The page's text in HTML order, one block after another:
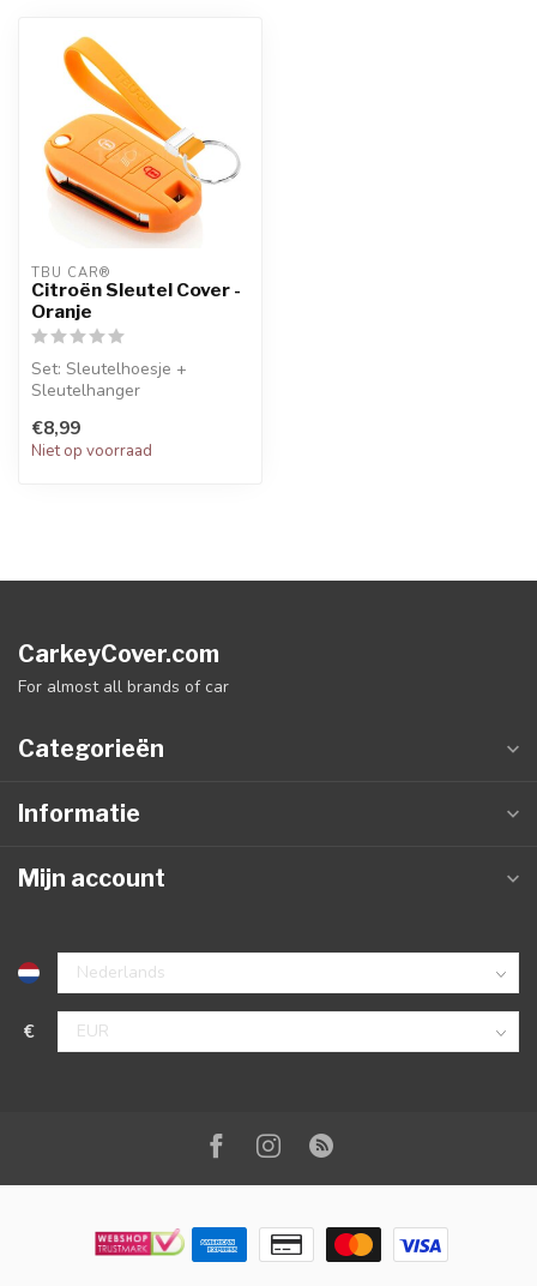
TBU CAR®
Citroën Sleutel Cover -
Oranje
Set: Sleutelhoesje +
Sleutelhanger
€8,99
Niet op voorraad
CarkeyCover.com
For almost all brands of car
Categorieën
Informatie
Mijn account
€